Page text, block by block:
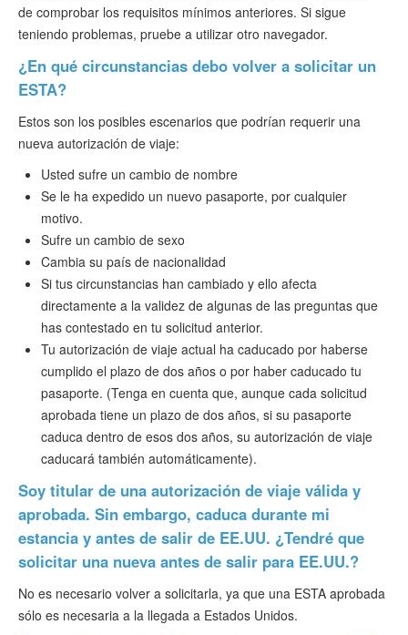
de comprobar los requisitos mínimos anteriores. Si sigue
teniendo problemas, pruebe a utilizar otro navegador.
¿En qué circunstancias debo volver a solicitar un
ESTA?
Estos son los posibles escenarios que podrían requerir una
nueva autorización de viaje:
Usted sufre un cambio de nombre
Se le ha expedido un nuevo pasaporte, por cualquier
motivo.
Sufre un cambio de sexo
Cambia su país de nacionalidad
Si tus circunstancias han cambiado y ello afecta
directamente a la validez de algunas de las preguntas que
has contestado en tu solicitud anterior.
Tu autorización de viaje actual ha caducado por haberse
cumplido el plazo de dos años o por haber caducado tu
pasaporte. (Tenga en cuenta que, aunque cada solicitud
aprobada tiene un plazo de dos años, si su pasaporte
caduca dentro de esos dos años, su autorización de viaje
caducará también automáticamente).
Soy titular de una autorización de viaje válida y
aprobada. Sin embargo, caduca durante mi
estancia y antes de salir de EE.UU. ¿Tendré que
solicitar una nueva antes de salir para EE.UU.?
No es necesario volver a solicitarla, ya que una ESTA aprobada
sólo es necesaria a la llegada a Estados Unidos.